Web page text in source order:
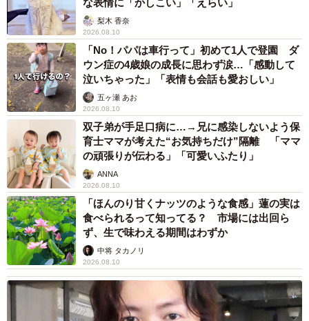
5/8
今回のアリは「腹柄が薄い（赤字部分）、腹部第一節が腹柄におおいか
ぶさらない」というのが特徴。もはや、専門的でなんのこっちゃわかり
ませんが、確かにしっかり見てみるとそうですね（画像提供：さうすさ
「日本産ルリアリ属は、現在ルリアリ一種しか確認されて
いないようで、ひとまずルリアリと同定した。ふつう草地
や林縁部の枯れ枝、朽ち木中、石下などに営巣するが、鉄
道の信号機の隙間に侵入して作動不良を引き起こす事例も
あるようで、今回家に入ってきたのも納得」
おお、さうすさんの調査結果ではさまざまなアリの体の特
徴から、ついに侵入者はルリアリと判明！いやしかし、さ
うすさんは一体何者？と思うほど、緻密な調査に興味が湧
な表情に「かしこい」「えらい」
梨木 香奈
2026.08.10
「No！パパは車行って」初めて1人で登園 ダ
ウン症の4歳娘の成長に思わず涙…「感動して
泣いちゃった」「表情も会話も愛おしい」
五ヶ瀬 あお
2026.08.10
双子弟が手足口病に…→兄に感染しないよう保
育士ママが考えた“お気持ちだけ”隔離 「ママ
の頑張りが伝わる」「可愛いふたり」
ANNA
2026.08.10
「ほんのり甘くナッツのような食感」蓮の実は
食べられるって知ってる？ 市場には出回ら
ず、生で味わえる期間はわずか
中将 タカノリ
2026.08.10